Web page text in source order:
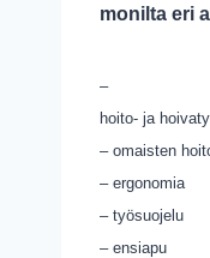
monilta eri
–
hoito- ja
– omaisten
– ergonomia
– työsuojelu
– ensiapu